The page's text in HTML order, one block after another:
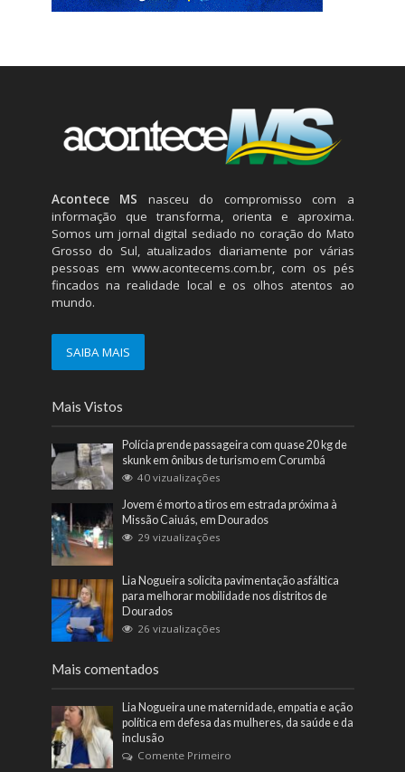
Acontece MS nasceu do compromisso com a
informação que transforma, orienta e aproxima.
Somos um jornal digital sediado no coração do Mato
Grosso do Sul, atualizados diariamente por várias
pessoas em www.acontecems.com.br, com os pés
fincados na realidade local e os olhos atentos ao
mundo.
SAIBA MAIS
Mais Vistos
Polícia prende passageira com quase 20 kg de
skunk em ônibus de turismo em Corumbá
40 vizualizações
Jovem é morto a tiros em estrada próxima à
Missão Caiuás, em Dourados
29 vizualizações
Lia Nogueira solicita pavimentação asfáltica
para melhorar mobilidade nos distritos de
Dourados
26 vizualizações
Mais comentados
Lia Nogueira une maternidade, empatia e ação
política em defesa das mulheres, da saúde e da
inclusão
Comente Primeiro